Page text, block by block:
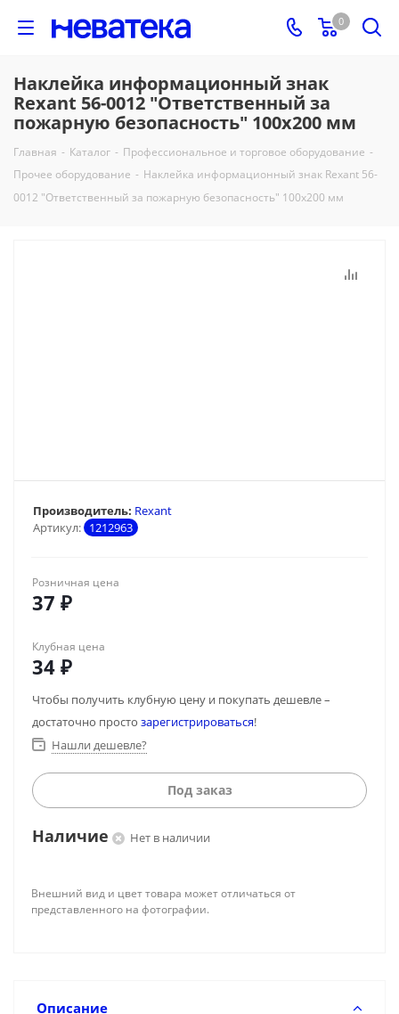
0
Наклейка информационный знак
Rexant 56-0012 "Ответственный за
пожарную безопасность" 100х200 мм
Главная - Каталог - Профессиональное и торговое оборудование -
Прочее оборудование - Наклейка информационный знак Rexant 56-
0012 "Ответственный за пожарную безопасность" 100х200 мм
Артикул: 1212963
Производитель: Rexant
Розничная цена
37 ₽
Клубная цена
34 ₽
Чтобы получить клубную цену и покупать дешевле –
достаточно просто зарегистрироваться!
Нашли дешевле?
Под заказ
Наличие Нет в наличии
Внешний вид и цвет товара может отличаться от
представленного на фотографии.
Описание